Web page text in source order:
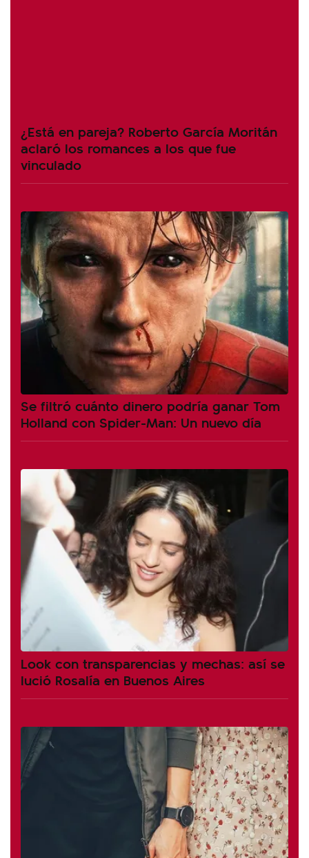
¿Está en pareja? Roberto García Moritán
aclaró los romances a los que fue
vinculado
Se filtró cuánto dinero podría ganar Tom
Holland con Spider-Man: Un nuevo día
Look con transparencias y mechas: así se
lució Rosalía en Buenos Aires